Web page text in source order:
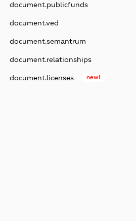
document.publicfunds
document.ved
document.semantrum
document.relationships
document.licenses new!